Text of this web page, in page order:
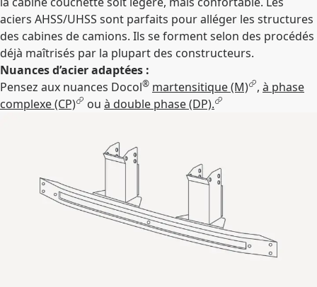
aciers AHSS/UHSS sont parfaits pour alléger les structures
des cabines de camions. Ils se forment selon des procédés
déjà maîtrisés par la plupart des constructeurs.
Nuances d’acier adaptées :
Pensez aux nuances Docol® martensitique (M) , à phase
complexe (CP)
ou à double phase (DP).